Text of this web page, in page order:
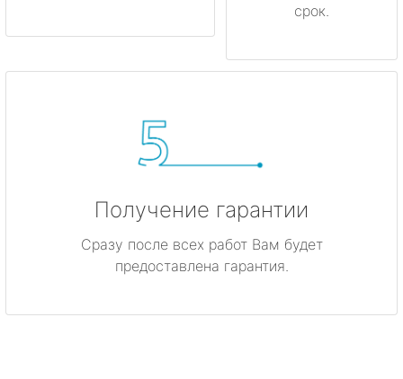
срок.
Получение гарантии
Сразу после всех работ Вам будет
предоставлена гарантия.